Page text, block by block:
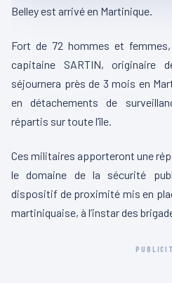
Belley est arrivé en Martinique.
Fort de 72 hommes et
capitaine SARTIN, originaire
séjournera près de 3 mois en
en détachements de
répartis sur toute l’île.
Ces militaires apporteront une
le domaine de la sécurité
dispositif de proximité mis en
martiniquaise, à l’instar des